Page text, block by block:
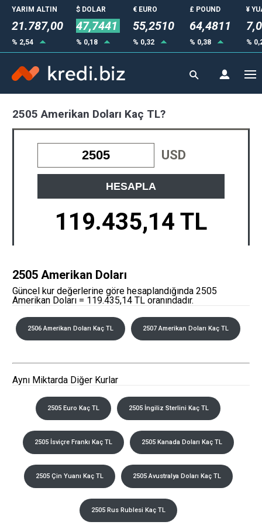
YARIM ALTIN
21.787,00
% 2,54
$ DOLAR
47,7441
% 0,18
€ EURO
55,2510
% 0,32
£ POUND
64,4811
% 0,38
¥
%
2505 Amerikan Doları Kaç TL?
USD
HESAPLA
119.435,14 TL
2505 Amerikan Doları
Güncel kur değerlerine göre hesaplandığında 2505
Amerikan Doları = 119.435,14 TL oranındadır.
2506 Amerikan Doları Kaç TL 2507 Amerikan Doları Kaç TL
Aynı Miktarda Diğer Kurlar
2505 Euro Kaç TL 2505 İngiliz Sterlini Kaç TL
2505 İsviçre Frankı Kaç TL 2505 Kanada Doları Kaç TL
2505 Çin Yuanı Kaç TL 2505 Avustralya Doları Kaç TL
2505 Rus Rublesi Kaç TL